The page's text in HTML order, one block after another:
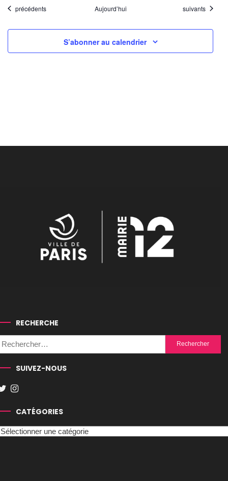
Évènements
précédents Aujourd’hui Évènements
suivants
S’abonner au calendrier
RECHERCHE
Rechercher :
SUIVEZ-NOUS
CATÉGORIES